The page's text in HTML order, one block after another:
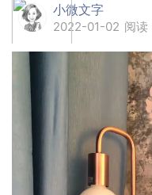
小微文字
2022-01-02 阅